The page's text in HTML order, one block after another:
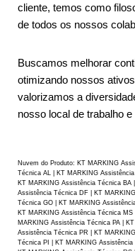
cliente, temos como
de todos os nossos
Buscamos melhorar
otimizando nossos
valorizamos a
nosso local de trabalho
Nuvem do Produto: KT MARKING
Técnica AL | KT MARKING
KT MARKING Assistência Técnica
Assistência Técnica DF | KT
Técnica GO | KT MARKING
KT MARKING Assistência Técnica
MARKING Assistência Técnica PA |
Assistência Técnica PR | KT
Técnica PI | KT MARKING